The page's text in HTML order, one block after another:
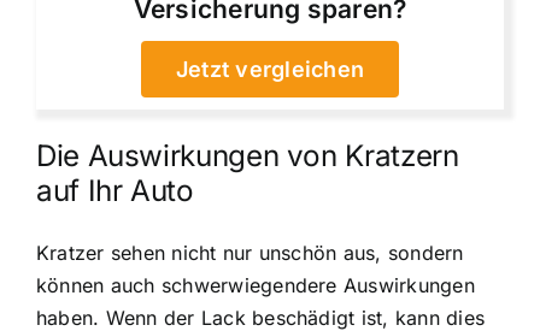
Versicherung sparen?
Jetzt vergleichen
Die Auswirkungen von Kratzern
auf Ihr Auto
Kratzer sehen nicht nur unschön aus, sondern
können auch schwerwiegendere Auswirkungen
haben. Wenn der Lack beschädigt ist, kann dies